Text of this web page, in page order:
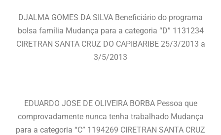
DJALMA GOMES DA SILVA Beneficiário do programa
bolsa família Mudança para a categoria “D” 1131234
CIRETRAN SANTA CRUZ DO CAPIBARIBE 25/3/2013 a
3/5/2013
EDUARDO JOSE DE OLIVEIRA BORBA Pessoa que
comprovadamente nunca tenha trabalhado Mudança
para a categoria “C” 1194269 CIRETRAN SANTA CRUZ